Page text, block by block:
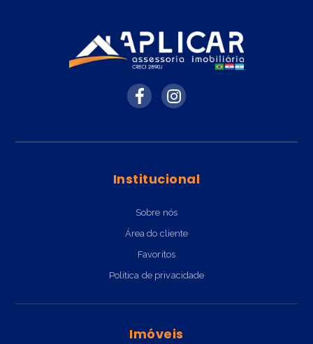
Institucional
Sobre nós
Área do cliente
Favoritos
Politica de privacidade
Imóveis